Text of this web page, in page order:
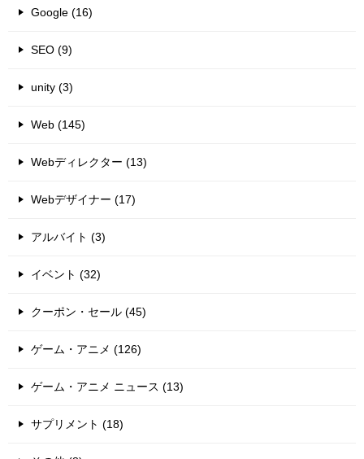
Google (16)
SEO (9)
unity (3)
Web (145)
Webディレクター (13)
Webデザイナー (17)
アルバイト (3)
イベント (32)
クーポン・セール (45)
ゲーム・アニメ (126)
ゲーム・アニメ ニュース (13)
サプリメント (18)